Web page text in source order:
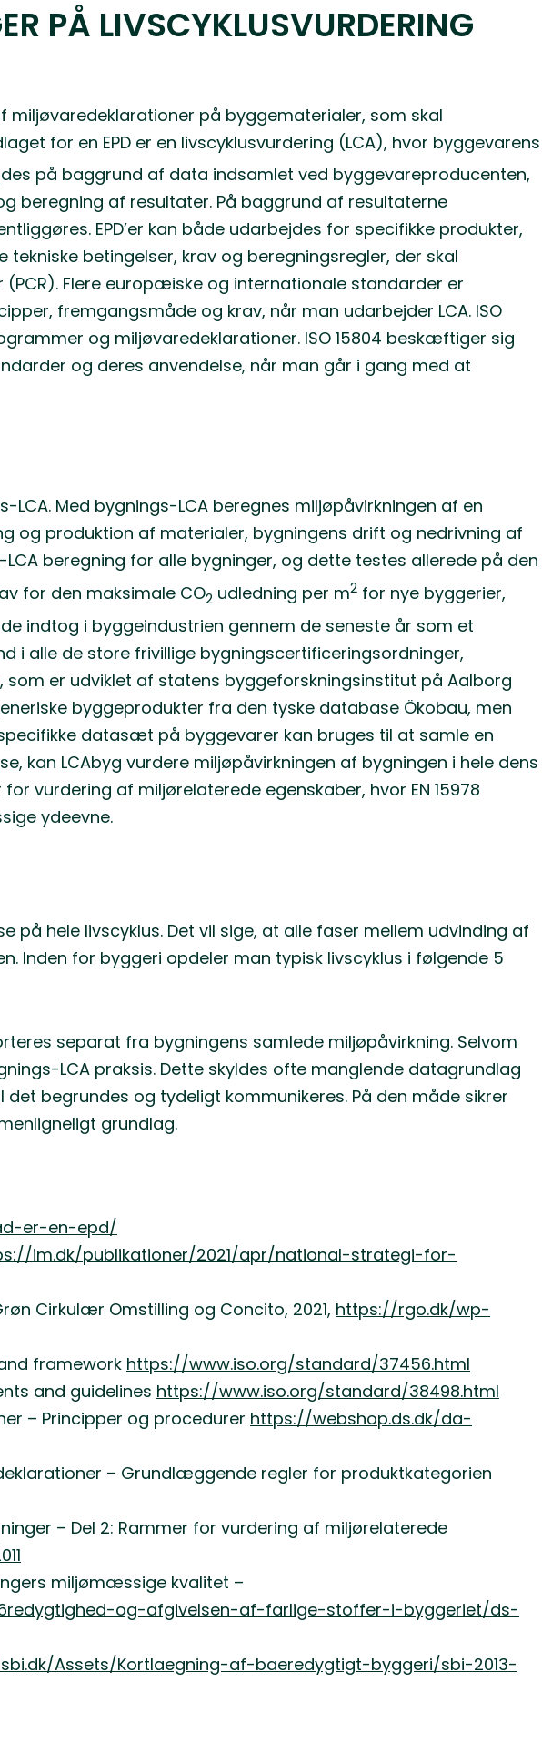
PÅ LIVSCYKLUSVURDERING
på byggematerialer, som skal
for en EPD er en livscyklusvurdering (LCA), hvor byggevarens
på baggrund af data indsamlet ved byggevareproducenten,
beregning af resultater. På baggrund af resultaterne
EPD’er kan både udarbejdes for specifikke produkter,
betingelser, krav og beregningsregler, der skal
Flere europæiske og internationale standarder er
fremgangsmåde og krav, når man udarbejder LCA. ISO
og miljøvaredeklarationer. ISO 15804 beskæftiger sig
og deres anvendelse, når man går i gang med at
Med bygnings-LCA beregnes miljøpåvirkningen af en
og produktion af materialer, bygningens drift og nedrivning af
beregning for alle bygninger, og dette testes allerede på den
for den maksimale CO2 udledning per m2 for nye byggerier,
indtog i byggeindustrien gennem de seneste år som et
i alle de store frivillige bygningscertificeringsordninger,
, som er udviklet af statens byggeforskningsinstitut på Aalborg
byggeprodukter fra den tyske database Ökobau, men
datasæt på byggevarer kan bruges til at samle en
kan LCAbyg vurdere miljøpåvirkningen af bygningen i hele dens
vurdering af miljørelaterede egenskaber, hvor EN 15978
ydeevne.
hele livscyklus. Det vil sige, at alle faser mellem udvinding af
Inden for byggeri opdeler man typisk livscyklus i følgende 5
separat fra bygningens samlede miljøpåvirkning. Selvom
LCA praksis. Dette skyldes ofte manglende datagrundlag
begrundes og tydeligt kommunikeres. På den måde sikrer
grundlag.
er-en-epd/
im.dk/publikationer/2021/apr/national-strategi-for-
Cirkulær Omstilling og Concito, 2021, https://rgo.dk/wp-
framework https://www.iso.org/standard/37456.html
and guidelines https://www.iso.org/standard/38498.html
– Principper og procedurer https://webshop.ds.dk/da-
– Grundlæggende regler for produktkategorien
– Del 2: Rammer for vurdering af miljørelaterede
miljømæssige kvalitet –
og-afgivelsen-af-farlige-stoffer-i-byggeriet/ds-
Assets/Kortlaegning-af-baeredygtigt-byggeri/sbi-2013-